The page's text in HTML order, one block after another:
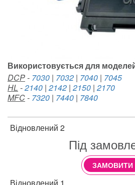
Використовується для
DCP - 7030 | 7032 | 7040 | 7045
HL -2140 | 2142 | 2150 | 2170
MFC - 7320 | 7440 | 7840
Відновлений 2
Під
ЗАМОВИТИ
Відновлений 1